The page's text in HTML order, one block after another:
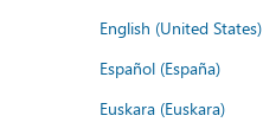
English (United States)
Español (España)
Euskara (Euskara)